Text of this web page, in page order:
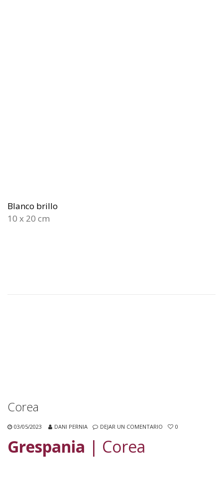
Blanco brillo
10 x 20 cm
Corea
03/05/2023 DANI PERNIA DEJAR UN COMENTARIO 0
Grespania | Corea